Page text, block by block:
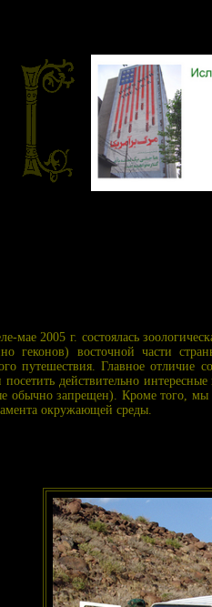
мае 2005 г. состоялась
геконов) восточной части
путешествия. Главное отличие
посетить действительно
обычно запрещен). Кроме того,
окружающей среды.